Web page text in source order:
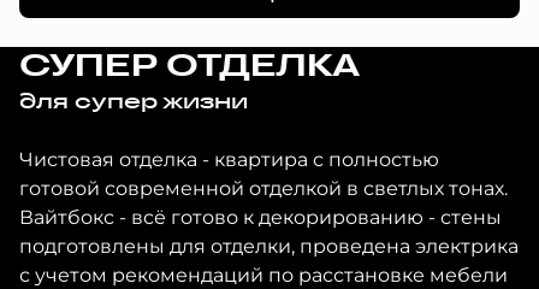
СУПЕР ОТДЕЛКА
для супер жизни
Чистовая отделка - квартира с полностью
готовой современной отделкой в светлых тонах.
Вайтбокс - всё готово к декорированию - стены
подготовлены для отделки, проведена электрика
с учетом рекомендаций по расстановке мебели